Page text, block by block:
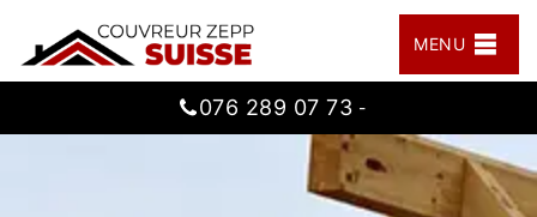
MENU
076 289 07 73 -